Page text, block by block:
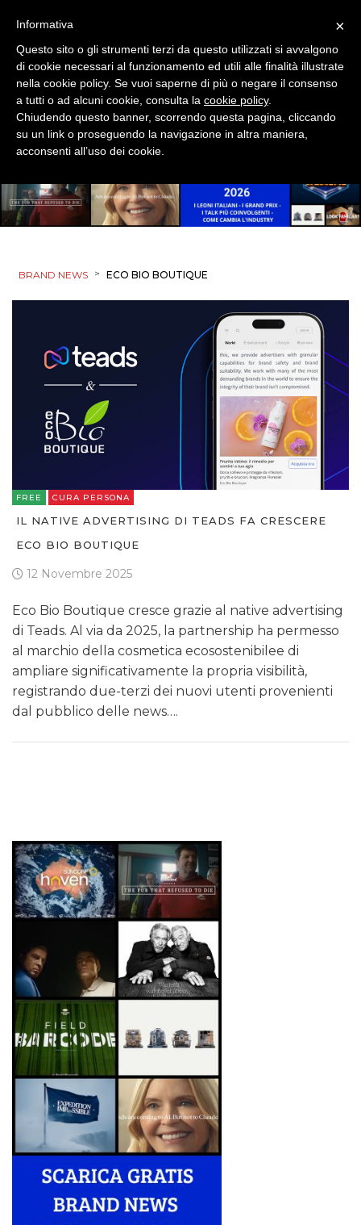
SPONSOR
DESIGN
EVENTI
MOBILE
STRATEGIE
CINEMA
EDITORIA
TV
NORMATIVE
TREND
CASE HISTORY
OPINIONI
BRAND NEWS > ECO BIO BOUTIQUE
FREE CURA PERSONA
IL NATIVE ADVERTISING DI TEADS FA CRESCERE
ECO BIO BOUTIQUE
12 Novembre 2025
Eco Bio Boutique cresce grazie al native advertising
di Teads. Al via da 2025, la partnership ha permesso
al marchio della cosmetica ecosostenibilee di
ampliare significativamente la propria visibilità,
registrando due-terzi dei nuovi utenti provenienti
dal pubblico delle news….
×
Informativa
Questo sito o gli strumenti terzi da questo utilizzati si avvalgono
di cookie necessari al funzionamento ed utili alle finalità illustrate
nella cookie policy. Se vuoi saperne di più o negare il consenso
a tutti o ad alcuni cookie, consulta la cookie policy.
Chiudendo questo banner, scorrendo questa pagina, cliccando
su un link o proseguendo la navigazione in altra maniera,
acconsenti all’uso dei cookie.